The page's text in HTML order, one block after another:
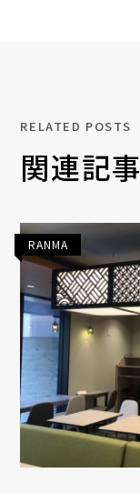
RELATED POSTS
関連記事
RANMA